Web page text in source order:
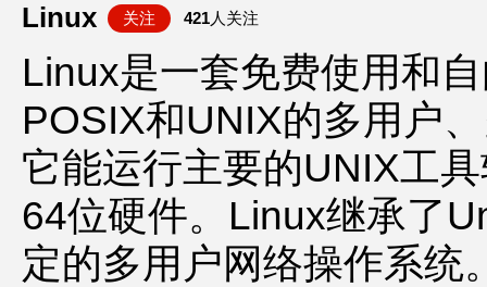
Linux 关注 421人关注
Linux是一套免费使用和
POSIX和UNIX的多用户
它能运行主要的UNIX工
64位硬件。Linux继承了
定的多用户网络操作系统